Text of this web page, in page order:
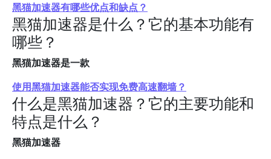
黑猫加速器有哪些优点和缺点？
黑猫加速器是什么？它的基本功能有
哪些？
黑猫加速器是一款
使用黑猫加速器能否实现免费高速翻墙？
什么是黑猫加速器？它的主要功能和
特点是什么？
黑猫加速器